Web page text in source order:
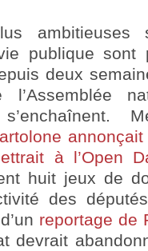
ambitieuses
publique sont
deux
à l’Open
huit jeux de
des
reportage de
devrait